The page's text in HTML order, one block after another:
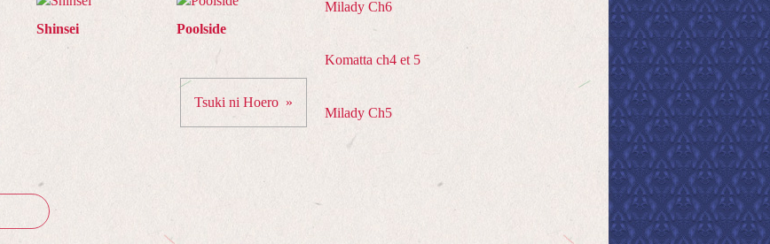
Shinsei Poolside
Tsuki ni Hoero
Milady Ch6
Komatta ch4 et 5
Milady Ch5